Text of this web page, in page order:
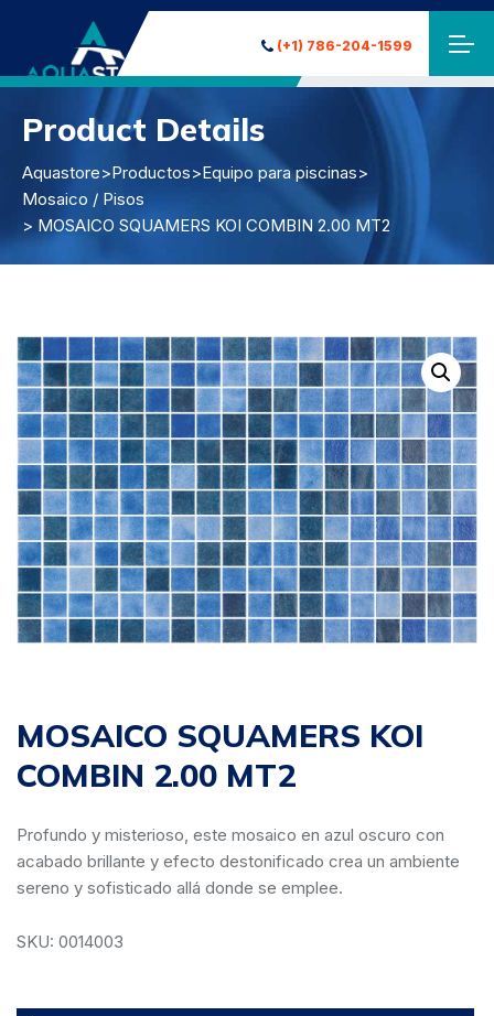
(+1) 786-204-1599
Product Details
Aquastore>Productos>Equipo para piscinas>
Mosaico / Pisos
> MOSAICO SQUAMERS KOI COMBIN 2.00 MT2
MOSAICO SQUAMERS KOI
COMBIN 2.00 MT2
Profundo y misterioso, este mosaico en azul oscuro con
acabado brillante y efecto destonificado crea un ambiente
sereno y sofisticado allá donde se emplee.
SKU: 0014003